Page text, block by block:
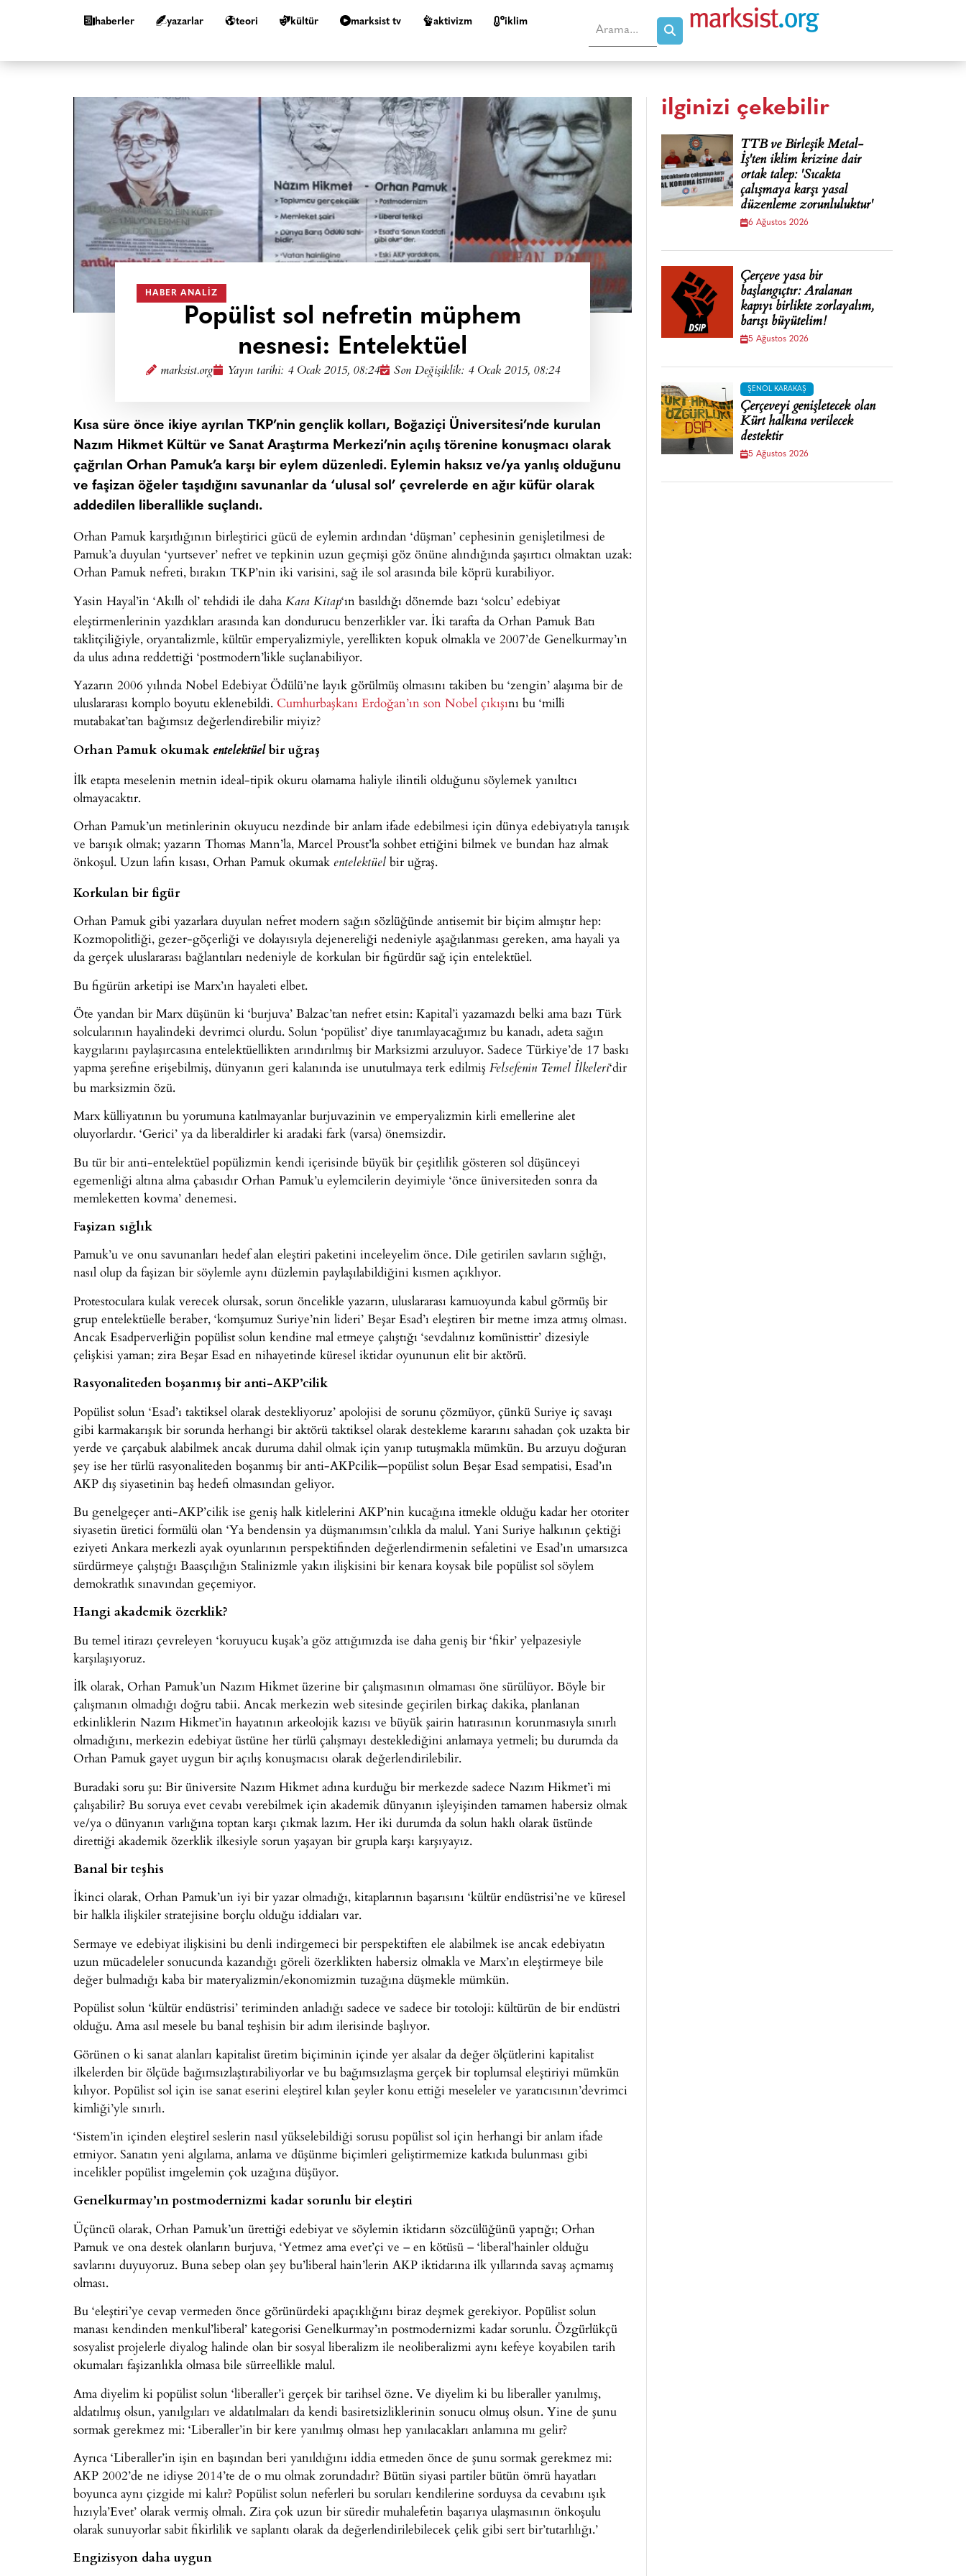
haberler yazarlar teori kültür marksist tv aktivizm i̇klim
HABER ANALIZ
Popülist sol nefretin müphem
nesnesi: Entelektüel
marksist.org Yayın tarihi: 4 Ocak 2015, 08:24 Son Değişiklik: 4 Ocak 2015, 08:24
Kısa süre önce ikiye ayrılan TKP’nin gençlik kolları, Boğaziçi Üniversitesi’nde kurulan
Nazım Hikmet Kültür ve Sanat Araştırma Merkezi’nin açılış törenine konuşmacı olarak
çağrılan Orhan Pamuk’a karşı bir eylem düzenledi. Eylemin haksız ve/ya yanlış olduğunu
ve faşizan öğeler taşıdığını savunanlar da ‘ulusal sol’ çevrelerde en ağır küfür olarak
addedilen liberallikle suçlandı.
Orhan Pamuk karşıtlığının birleştirici gücü de eylemin ardından ‘düşman’ cephesinin genişletilmesi de
Pamuk’a duyulan ‘yurtsever’ nefret ve tepkinin uzun geçmişi göz önüne alındığında şaşırtıcı olmaktan uzak:
Orhan Pamuk nefreti, bırakın TKP’nin iki varisini, sağ ile sol arasında bile köprü kurabiliyor.
Yasin Hayal’in ‘Akıllı ol’ tehdidi ile daha Kara Kitap‘ın basıldığı dönemde bazı ‘solcu’ edebiyat
eleştirmenlerinin yazdıkları arasında kan dondurucu benzerlikler var. İki tarafta da Orhan Pamuk Batı
taklitçiliğiyle, oryantalizmle, kültür emperyalizmiyle, yerellikten kopuk olmakla ve 2007’de Genelkurmay’ın
da ulus adına reddettiği ‘postmodern’likle suçlanabiliyor.
Yazarın 2006 yılında Nobel Edebiyat Ödülü’ne layık görülmüş olmasını takiben bu ‘zengin’ alaşıma bir de
uluslararası komplo boyutu eklenebildi. Cumhurbaşkanı Erdoğan’ın son Nobel çıkışını bu ‘milli
mutabakat’tan bağımsız değerlendirebilir miyiz?
Orhan Pamuk okumak entelektüelbir uğraş
İlk etapta meselenin metnin ideal-tipik okuru olamama haliyle ilintili olduğunu söylemek yanıltıcı
olmayacaktır.
Orhan Pamuk’un metinlerinin okuyucu nezdinde bir anlam ifade edebilmesi için dünya edebiyatıyla tanışık
ve barışık olmak; yazarın Thomas Mann’la, Marcel Proust’la sohbet ettiğini bilmek ve bundan haz almak
önkoşul. Uzun lafın kısası, Orhan Pamuk okumak entelektüel bir uğraş.
Korkulan bir figür
Orhan Pamuk gibi yazarlara duyulan nefret modern sağın sözlüğünde antisemit bir biçim almıştır hep:
Kozmopolitliği, gezer-göçerliği ve dolayısıyla dejenereliği nedeniyle aşağılanması gereken, ama hayali ya
da gerçek uluslararası bağlantıları nedeniyle de korkulan bir figürdür sağ için entelektüel.
Bu figürün arketipi ise Marx’ın hayaleti elbet.
Öte yandan bir Marx düşünün ki ‘burjuva’ Balzac’tan nefret etsin: Kapital’i yazamazdı belki ama bazı Türk
solcularının hayalindeki devrimci olurdu. Solun ‘popülist’ diye tanımlayacağımız bu kanadı, adeta sağın
kaygılarını paylaşırcasına entelektüellikten arındırılmış bir Marksizmi arzuluyor. Sadece Türkiye’de 17 baskı
yapma şerefine erişebilmiş, dünyanın geri kalanında ise unutulmaya terk edilmiş Felsefenin Temel İlkeleri‘dir
bu marksizmin özü.
Marx külliyatının bu yorumuna katılmayanlar burjuvazinin ve emperyalizmin kirli emellerine alet
oluyorlardır. ‘Gerici’ ya da liberaldirler ki aradaki fark (varsa) önemsizdir.
Bu tür bir anti-entelektüel popülizmin kendi içerisinde büyük bir çeşitlilik gösteren sol düşünceyi
egemenliği altına alma çabasıdır Orhan Pamuk’u eylemcilerin deyimiyle ‘önce üniversiteden sonra da
memleketten kovma’ denemesi.
Faşizan sığlık
Pamuk’u ve onu savunanları hedef alan eleştiri paketini inceleyelim önce. Dile getirilen savların sığlığı,
nasıl olup da faşizan bir söylemle aynı düzlemin paylaşılabildiğini kısmen açıklıyor.
Protestoculara kulak verecek olursak, sorun öncelikle yazarın, uluslararası kamuoyunda kabul görmüş bir
grup entelektüelle beraber, ‘komşumuz Suriye’nin lideri’ Beşar Esad’ı eleştiren bir metne imza atmış olması.
Ancak Esadperverliğin popülist solun kendine mal etmeye çalıştığı ‘sevdalınız komünisttir’ dizesiyle
çelişkisi yaman; zira Beşar Esad en nihayetinde küresel iktidar oyununun elit bir aktörü.
Rasyonaliteden boşanmış bir anti-AKP’cilik
Popülist solun ‘Esad’ı taktiksel olarak destekliyoruz’ apolojisi de sorunu çözmüyor, çünkü Suriye iç savaşı
gibi karmakarışık bir sorunda herhangi bir aktörü taktiksel olarak destekleme kararını sahadan çok uzakta bir
yerde ve çarçabuk alabilmek ancak duruma dahil olmak için yanıp tutuşmakla mümkün. Bu arzuyu doğuran
şey ise her türlü rasyonaliteden boşanmış bir anti-AKPcilik—popülist solun Beşar Esad sempatisi, Esad’ın
AKP dış siyasetinin baş hedefi olmasından geliyor.
Bu genelgeçer anti-AKP’cilik ise geniş halk kitlelerini AKP’nin kucağına itmekle olduğu kadar her otoriter
siyasetin üretici formülü olan ‘Ya bendensin ya düşmanımsın’cılıkla da malul. Yani Suriye halkının çektiği
eziyeti Ankara merkezli ayak oyunlarının perspektifinden değerlendirmenin sefaletini ve Esad’ın umarsızca
sürdürmeye çalıştığı Baasçılığın Stalinizmle yakın ilişkisini bir kenara koysak bile popülist sol söylem
demokratlık sınavından geçemiyor.
Hangi akademik özerklik?
Bu temel itirazı çevreleyen ‘koruyucu kuşak’a göz attığımızda ise daha geniş bir ‘fikir’ yelpazesiyle
karşılaşıyoruz.
İlk olarak, Orhan Pamuk’un Nazım Hikmet üzerine bir çalışmasının olmaması öne sürülüyor. Böyle bir
çalışmanın olmadığı doğru tabii. Ancak merkezin web sitesinde geçirilen birkaç dakika, planlanan
etkinliklerin Nazım Hikmet’in hayatının arkeolojik kazısı ve büyük şairin hatırasının korunmasıyla sınırlı
olmadığını, merkezin edebiyat üstüne her türlü çalışmayı desteklediğini anlamaya yetmeli; bu durumda da
Orhan Pamuk gayet uygun bir açılış konuşmacısı olarak değerlendirilebilir.
Buradaki soru şu: Bir üniversite Nazım Hikmet adına kurduğu bir merkezde sadece Nazım Hikmet’i mi
çalışabilir? Bu soruya evet cevabı verebilmek için akademik dünyanın işleyişinden tamamen habersiz olmak
ve/ya o dünyanın varlığına toptan karşı çıkmak lazım. Her iki durumda da solun haklı olarak üstünde
direttiği akademik özerklik ilkesiyle sorun yaşayan bir grupla karşı karşıyayız.
Banal bir teşhis
İkinci olarak, Orhan Pamuk’un iyi bir yazar olmadığı, kitaplarının başarısını ‘kültür endüstrisi’ne ve küresel
bir halkla ilişkiler stratejisine borçlu olduğu iddiaları var.
Sermaye ve edebiyat ilişkisini bu denli indirgemeci bir perspektiften ele alabilmek ise ancak edebiyatın
uzun mücadeleler sonucunda kazandığı göreli özerklikten habersiz olmakla ve Marx’ın eleştirmeye bile
değer bulmadığı kaba bir materyalizmin/ekonomizmin tuzağına düşmekle mümkün.
Popülist solun ‘kültür endüstrisi’ teriminden anladığı sadece ve sadece bir totoloji: kültürün de bir endüstri
olduğu. Ama asıl mesele bu banal teşhisin bir adım ilerisinde başlıyor.
Görünen o ki sanat alanları kapitalist üretim biçiminin içinde yer alsalar da değer ölçütlerini kapitalist
ilkelerden bir ölçüde bağımsızlaştırabiliyorlar ve bu bağımsızlaşma gerçek bir toplumsal eleştiriyi mümkün
kılıyor. Popülist sol için ise sanat eserini eleştirel kılan şeyler konu ettiği meseleler ve yaratıcısının’devrimci
kimliği’yle sınırlı.
‘Sistem’in içinden eleştirel seslerin nasıl yükselebildiği sorusu popülist sol için herhangi bir anlam ifade
etmiyor. Sanatın yeni algılama, anlama ve düşünme biçimleri geliştirmemize katkıda bulunması gibi
incelikler popülist imgelemin çok uzağına düşüyor.
Genelkurmay’ın postmodernizmi kadar sorunlu bir eleştiri
Üçüncü olarak, Orhan Pamuk’un ürettiği edebiyat ve söylemin iktidarın sözcülüğünü yaptığı; Orhan
Pamuk ve ona destek olanların burjuva, ‘Yetmez ama evet’çi ve – en kötüsü – ‘liberal’hainler olduğu
savlarını duyuyoruz. Buna sebep olan şey bu’liberal hain’lerin AKP iktidarına ilk yıllarında savaş açmamış
olması.
Bu ‘eleştiri’ye cevap vermeden önce görünürdeki apaçıklığını biraz deşmek gerekiyor. Popülist solun
manası kendinden menkul’liberal’ kategorisi Genelkurmay’ın postmodernizmi kadar sorunlu. Özgürlükçü
sosyalist projelerle diyalog halinde olan bir sosyal liberalizm ile neoliberalizmi aynı kefeye koyabilen tarih
okumaları faşizanlıkla olmasa bile sürreellikle malul.
Ama diyelim ki popülist solun ‘liberaller’i gerçek bir tarihsel özne. Ve diyelim ki bu liberaller yanılmış,
aldatılmış olsun, yanılgıları ve aldatılmaları da kendi basiretsizliklerinin sonucu olmuş olsun. Yine de şunu
sormak gerekmez mi: ‘Liberaller’in bir kere yanılmış olması hep yanılacakları anlamına mı gelir?
Ayrıca ‘Liberaller’in işin en başından beri yanıldığını iddia etmeden önce de şunu sormak gerekmez mi:
AKP 2002’de ne idiyse 2014’te de o mu olmak zorundadır? Bütün siyasi partiler bütün ömrü hayatları
boyunca aynı çizgide mi kalır? Popülist solun neferleri bu soruları kendilerine sorduysa da cevabını ışık
hızıyla’Evet’ olarak vermiş olmalı. Zira çok uzun bir süredir muhalefetin başarıya ulaşmasının önkoşulu
olarak sunuyorlar sabit fikirlilik ve saplantı olarak da değerlendirilebilecek çelik gibi sert bir’tutarlılığı.’
Engizisyon daha uygun
ilginizi çekebilir
TTB ve Birleşik Metal-
İş'ten iklim krizine dair
ortak talep: 'Sıcakta
çalışmaya karşı yasal
düzenleme zorunluluktur'
6 Ağustos 2026
Çerçeve yasa bir
başlangıçtır: Aralanan
kapıyı birlikte zorlayalım,
barışı büyütelim!
5 Ağustos 2026
ŞENOL KARAKAŞ
Çerçeveyi genişletecek olan
Kürt halkına verilecek
destektir
5 Ağustos 2026